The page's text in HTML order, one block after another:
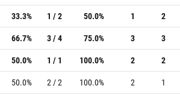
33.3% 1 / 2 50.0% 1 2
66.7% 3 / 4 75.0% 3 3
50.0% 1 / 1 100.0% 2 2
50.0% 2 / 2 100.0% 2 1